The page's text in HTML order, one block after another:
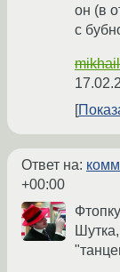
он (в
с
mikhail
Ответ на:
+00:00